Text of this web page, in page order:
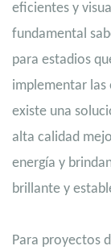
eficientes y
fundamental
para estadios
implementar las
existe una
alta calidad
energía y
brillante y
Para proyectos